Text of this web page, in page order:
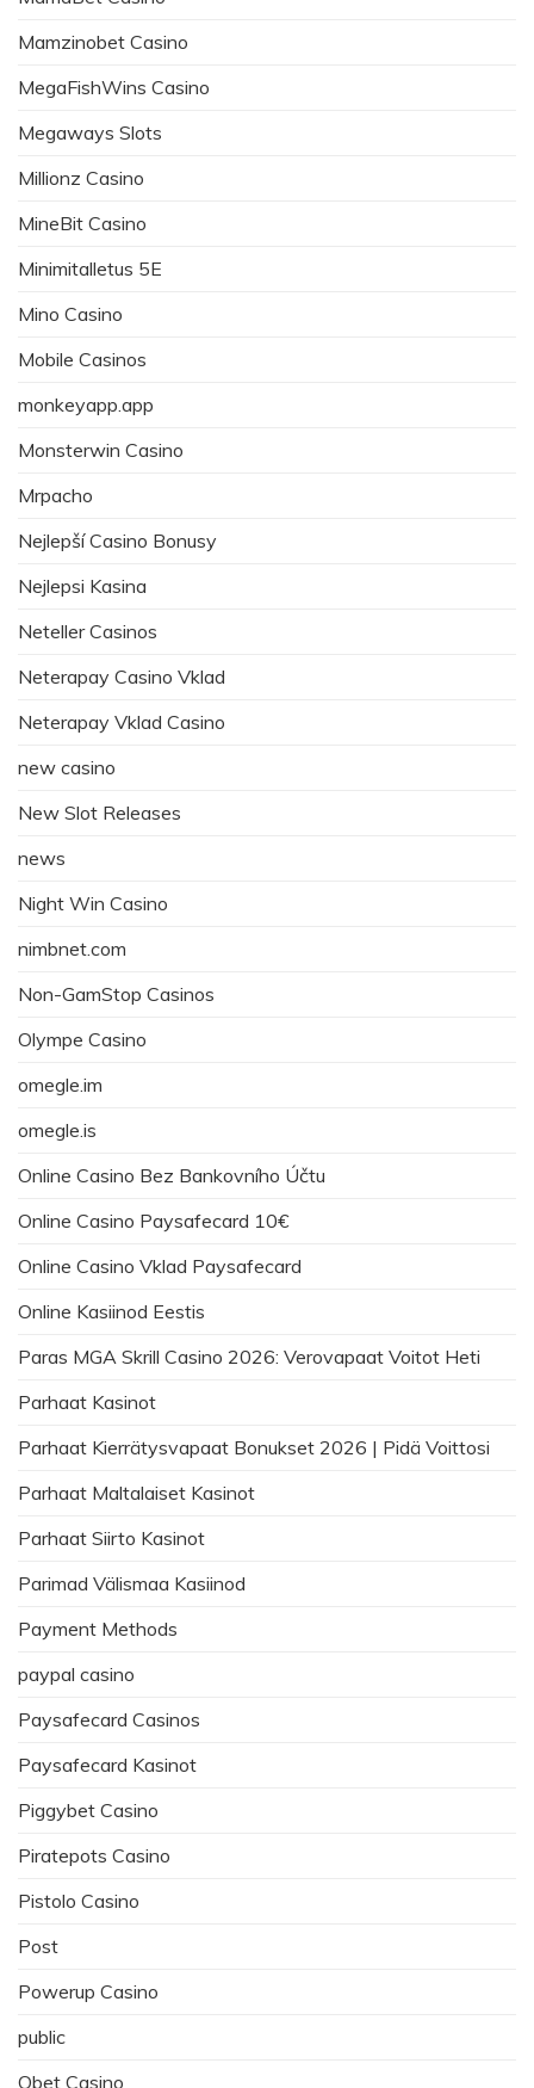
Mamzinobet Casino
MegaFishWins Casino
Megaways Slots
Millionz Casino
MineBit Casino
Minimitalletus 5E
Mino Casino
Mobile Casinos
monkeyapp.app
Monsterwin Casino
Mrpacho
Nejlepší Casino Bonusy
Nejlepsi Kasina
Neteller Casinos
Neterapay Casino Vklad
Neterapay Vklad Casino
new casino
New Slot Releases
news
Night Win Casino
nimbnet.com
Non-GamStop Casinos
Olympe Casino
omegle.im
omegle.is
Online Casino Bez Bankovního Účtu
Online Casino Paysafecard 10€
Online Casino Vklad Paysafecard
Online Kasiinod Eestis
Paras MGA Skrill Casino 2026: Verovapaat Voitot Heti
Parhaat Kasinot
Parhaat Kierrätysvapaat Bonukset 2026 | Pidä Voittosi
Parhaat Maltalaiset Kasinot
Parhaat Siirto Kasinot
Parimad Välismaa Kasiinod
Payment Methods
paypal casino
Paysafecard Casinos
Paysafecard Kasinot
Piggybet Casino
Piratepots Casino
Pistolo Casino
Post
Powerup Casino
public
Qbet Casino